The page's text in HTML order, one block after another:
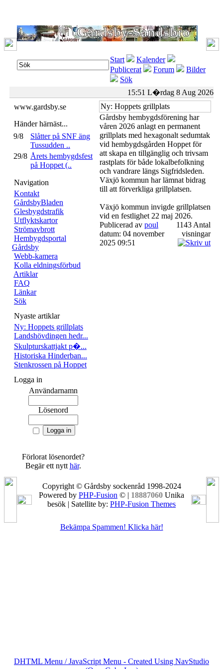
Start
Kalender
Publicerat
Forum
Bilder
Sök
15:51 L�rdag 8 Aug 2026
www.gardsby.se
Händer härnäst...
9/8
Slåtter på SNF äng
Tussudden ..
29/8 Årets hembygdsfest
på Hoppet (..
Navigation
Kontakt
GårdsbyBladen
Glesbygdstrafik
Utflyktskartor
Strömavbrott
Hembygdsportal
Gårdsby
Webb-kamera
Kolla eldningsförbud
Artiklar
FAQ
Länkar
Sök
Nyaste artiklar
Ny: Hoppets grillplats
Landshövdingen hedr...
Skulpturskattjakt p�...
Historiska Hinderban...
Stenkrossen på Hoppet
Logga in
Användarnamn
Lösenord
Förlorat lösenordet?
Begär ett nytt här.
Ny: Hoppets grillplats
Gårdsby hembygdsförening har
våren 2026 anlagt en permanent
grillplats med hexagonalt sedumtak
vid hembygdsgården Hoppet för
att skapa en tillgänglig och trivsam
rastplats för både lokalbefolkning
och vandrare längs Sigfridsleden.
Växjö kommun har lämnat bidrag
till att förverkliga grillplatsen.
Växjö kommun invigde grillplatsen
vid en festlighet 22 maj 2026.
Publicerad av poul
datum: 04 november
2025 09:51
1143 Antal
visningar
Copyright © Gårdsby sockenråd 1998-2024
Powered by PHP-Fusion © | 18887060 Unika
besök | Satellite by: PHP-Fusion Themes
Bekämpa Spammen! Klicka här!
DHTML Menu / JavaScript Menu - Created Using NavStudio